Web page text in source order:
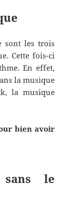
sont les trois
Cette fois-ci
En effet,
la musique
la musique
bien avoir
sans le